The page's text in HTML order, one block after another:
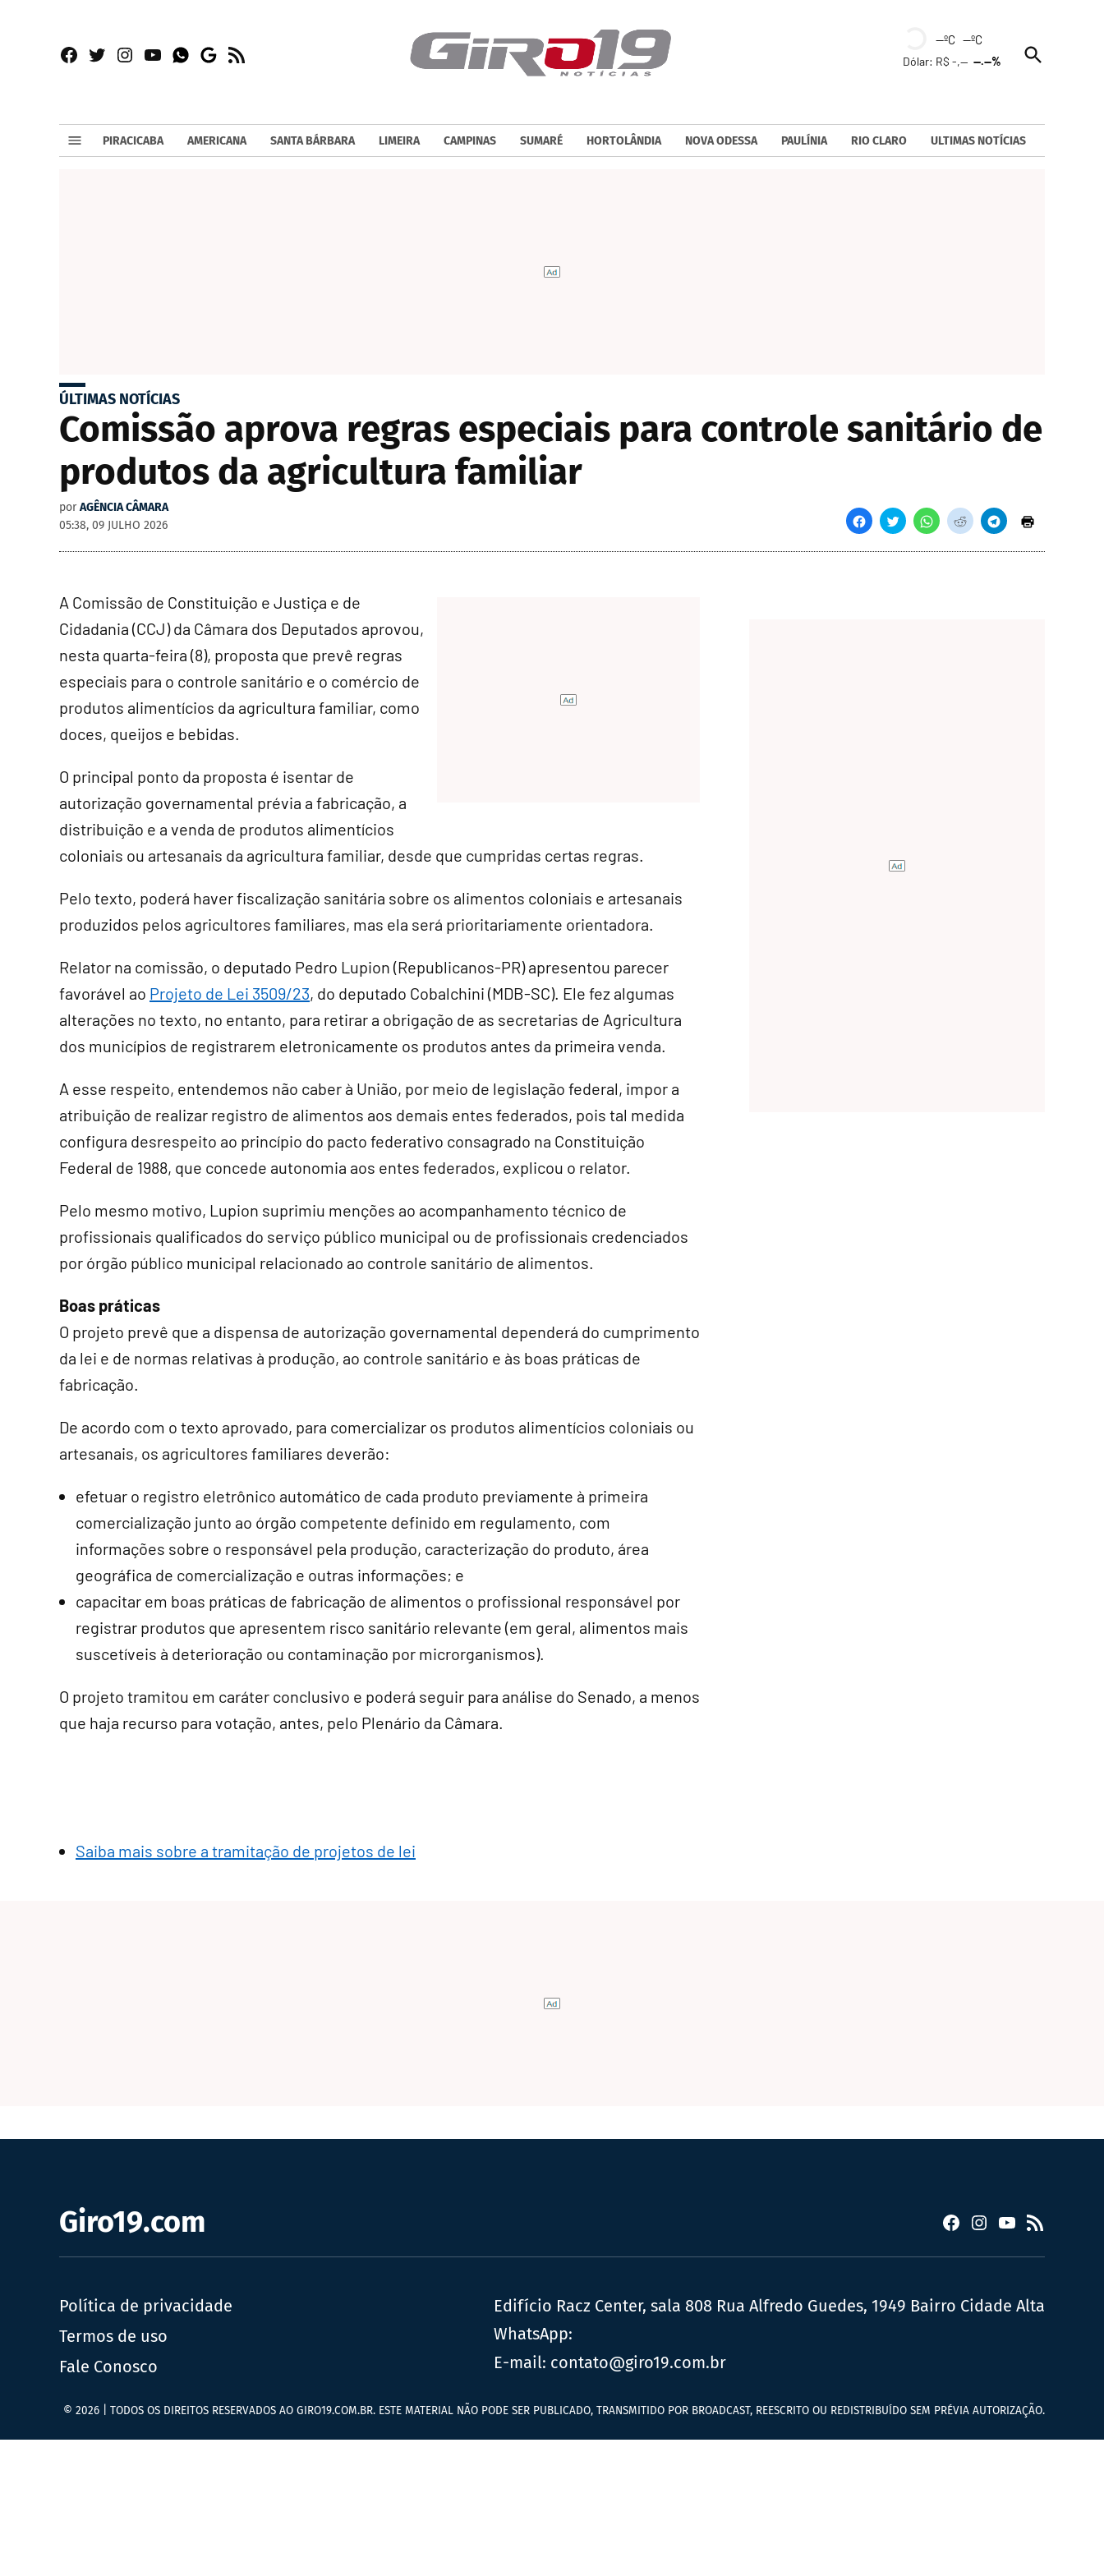
Facebook
TwitterInstagram
YouTubeWhatsapp
Google
RSS
--ºC --ºC
Dólar: R$ -,----.--%
Open
Search
PIRACICABA AMERICANA SANTA BÁRBARA LIMEIRA CAMPINAS SUMARÉ HORTOLÂNDIA NOVA ODESSA PAULÍNIA RIO CLARO ULTIMAS NOTÍCIAS
ÚLTIMAS NOTÍCIAS
Comissão aprova regras especiais para controle sanitário de
produtos da agricultura familiar
por AGÊNCIA CÂMARA
05:38, 09 JULHO 2026
A Comissão de Constituição e Justiça e de
Cidadania (CCJ) da Câmara dos Deputados aprovou,
nesta quarta-feira (8), proposta que prevê regras
especiais para o controle sanitário e o comércio de
produtos alimentícios da agricultura familiar, como
doces, queijos e bebidas.
O principal ponto da proposta é isentar de
autorização governamental prévia a fabricação, a
distribuição e a venda de produtos alimentícios
coloniais ou artesanais da agricultura familiar, desde que cumpridas certas regras.
Pelo texto, poderá haver fiscalização sanitária sobre os alimentos coloniais e artesanais
produzidos pelos agricultores familiares, mas ela será prioritariamente orientadora.
Relator na comissão, o deputado Pedro Lupion (Republicanos-PR) apresentou parecer
favorável ao Projeto de Lei 3509/23, do deputado Cobalchini (MDB-SC). Ele fez algumas
alterações no texto, no entanto, para retirar a obrigação de as secretarias de Agricultura
dos municípios de registrarem eletronicamente os produtos antes da primeira venda.
A esse respeito, entendemos não caber à União, por meio de legislação federal, impor a
atribuição de realizar registro de alimentos aos demais entes federados, pois tal medida
configura desrespeito ao princípio do pacto federativo consagrado na Constituição
Federal de 1988, que concede autonomia aos entes federados, explicou o relator.
Pelo mesmo motivo, Lupion suprimiu menções ao acompanhamento técnico de
profissionais qualificados do serviço público municipal ou de profissionais credenciados
por órgão público municipal relacionado ao controle sanitário de alimentos.
Boas práticas
O projeto prevê que a dispensa de autorização governamental dependerá do cumprimento
da lei e de normas relativas à produção, ao controle sanitário e às boas práticas de
fabricação.
De acordo com o texto aprovado, para comercializar os produtos alimentícios coloniais ou
artesanais, os agricultores familiares deverão:
efetuar o registro eletrônico automático de cada produto previamente à primeira
comercialização junto ao órgão competente definido em regulamento, com
informações sobre o responsável pela produção, caracterização do produto, área
geográfica de comercialização e outras informações; e
capacitar em boas práticas de fabricação de alimentos o profissional responsável por
registrar produtos que apresentem risco sanitário relevante (em geral, alimentos mais
suscetíveis à deterioração ou contaminação por microrganismos).
O projeto tramitou em caráter conclusivo e poderá seguir para análise do Senado, a menos
que haja recurso para votação, antes, pelo Plenário da Câmara.
Saiba mais sobre a tramitação de projetos de lei
Giro19.com Facebook
Instagram
YouTube
RSS
Política de privacidade
Termos de uso
Fale Conosco
Edifício Racz Center, sala 808 Rua Alfredo Guedes, 1949 Bairro Cidade Alta
WhatsApp:
E-mail: contato@giro19.com.br
© 2026 | TODOS OS DIREITOS RESERVADOS AO GIRO19.COM.BR. ESTE MATERIAL NÃO PODE SER PUBLICADO, TRANSMITIDO POR BROADCAST, REESCRITO OU REDISTRIBUÍDO SEM PRÉVIA AUTORIZAÇÃO.